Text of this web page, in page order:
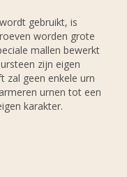
gebruikt, is
worden grote
mallen bewerkt
zijn eigen
zal geen enkele urn
urnen tot een
karakter.